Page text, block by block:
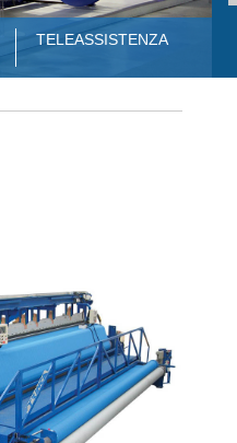
TELEASSISTENZA